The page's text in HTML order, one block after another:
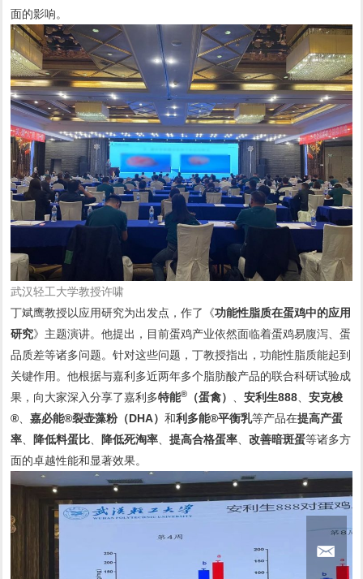
面的影响。
武汉轻工大学教授许啸
丁斌鹰教授以应用研究为出发点，作了《功能性脂质在蛋鸡中的应用
研究》主题演讲。他提出，目前蛋鸡产业依然面临着蛋鸡易腹泻、蛋
品质差等诸多问题。针对这些问题，丁教授指出，功能性脂质能起到
关键作用。他根据与嘉利多近两年多个脂肪酸产品的联合科研试验成
果，向大家深入分享了嘉利多特能® （蛋禽） 、 安利生888、 安克梭
®、 嘉必能®裂壶藻粉（DHA） 和利多能®平衡乳等产品在提高产蛋
率、 降低料蛋比、 降低死淘率、 提高合格蛋率、 改善暗斑蛋等诸多方
面的卓越性能和显著效果。